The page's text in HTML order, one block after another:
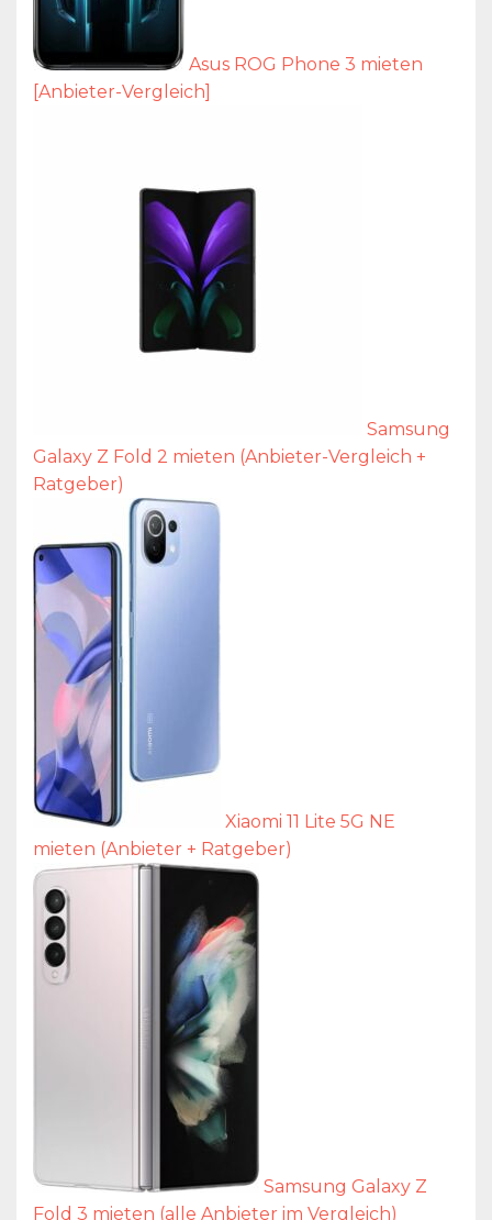
Asus ROG Phone 3 mieten
[Anbieter-Vergleich]
Samsung
Galaxy Z Fold 2 mieten (Anbieter-Vergleich +
Ratgeber)
Xiaomi 11 Lite 5G NE
mieten (Anbieter + Ratgeber)
Samsung Galaxy Z
Fold 3 mieten (alle Anbieter im Vergleich)